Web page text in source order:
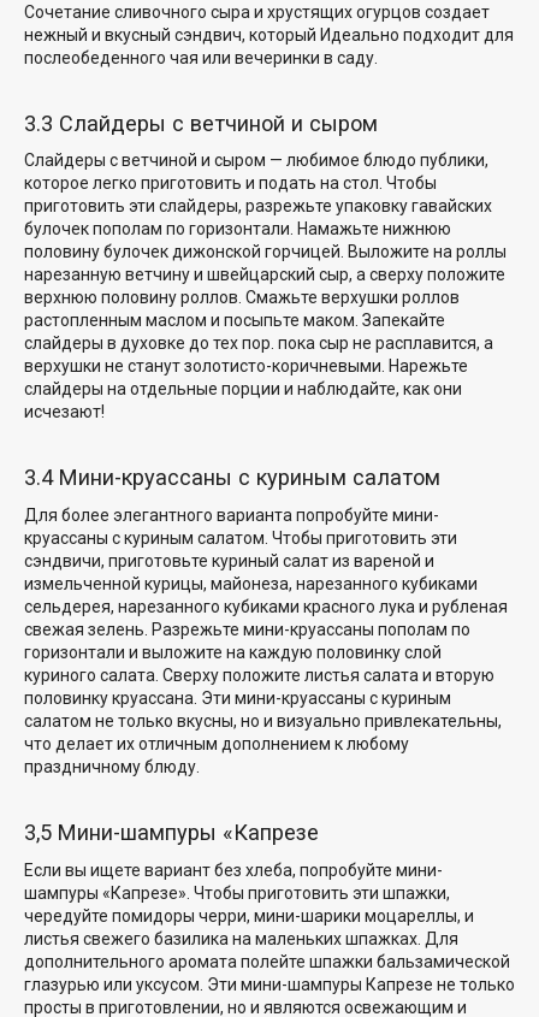
Сочетание сливочного сыра и хрустящих огурцов создает
нежный и вкусный сэндвич, который Идеально подходит для
послеобеденного чая или вечеринки в саду.
3.3 Слайдеры с ветчиной и сыром
Слайдеры с ветчиной и сыром — любимое блюдо публики,
которое легко приготовить и подать на стол. Чтобы
приготовить эти слайдеры, разрежьте упаковку гавайских
булочек пополам по горизонтали. Намажьте нижнюю
половину булочек дижонской горчицей. Выложите на роллы
нарезанную ветчину и швейцарский сыр, а сверху положите
верхнюю половину роллов. Смажьте верхушки роллов
растопленным маслом и посыпьте маком. Запекайте
слайдеры в духовке до тех пор. пока сыр не расплавится, а
верхушки не станут золотисто-коричневыми. Нарежьте
слайдеры на отдельные порции и наблюдайте, как они
исчезают!
3.4 Мини-круассаны с куриным салатом
Для более элегантного варианта попробуйте мини-
круассаны с куриным салатом . Чтобы приготовить эти
сэндвичи, приготовьте куриный салат из вареной и
измельченной курицы, майонеза, нарезанного кубиками
сельдерея, нарезанного кубиками красного лука и рубленая
свежая зелень . Разрежьте мини-круассаны пополам по
горизонтали и выложите на каждую половинку слой
куриного салата. Сверху положите листья салата и вторую
половинку круассана. Эти мини-круассаны с куриным
салатом не только вкусны, но и визуально привлекательны,
что делает их отличным дополнением к любому
праздничному блюду.
3,5 Мини-шампуры «Капрезе
Если вы ищете вариант без хлеба, попробуйте мини-
шампуры «Капрезе». Чтобы приготовить эти шпажки,
чередуйте помидоры черри, мини-шарики моцареллы, и
листья свежего базилика на маленьких шпажках. Для
дополнительного аромата полейте шпажки бальзамической
глазурью или уксусом. Эти мини-шампуры Капрезе не только
просты в приготовлении, но и являются освежающим и